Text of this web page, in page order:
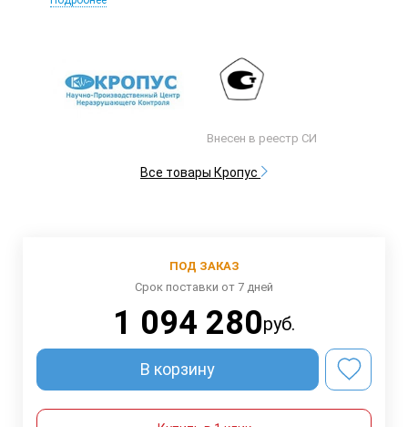
качестве основного средства для поверки ПЭП в
таких организациях как РОСТЕСТ-Москва,
Академия Метрологии и Стандартизации России,
Внесен в реестр СИ
Все товары Кропус
ПОД ЗАКАЗ
Срок поставки от 7 дней
1 094 280руб.
В корзину